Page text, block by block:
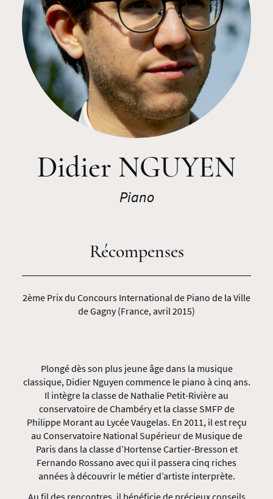
Didier NGUYEN
Piano
Récompenses
2ème Prix du Concours International de Piano de la Ville
de Gagny (France, avril 2015)
Plongé dès son plus jeune âge dans la musique
classique, Didier Nguyen commence le piano à cinq ans.
Il intègre la classe de Nathalie Petit-Rivière au
conservatoire de Chambéry et la classe SMFP de
Philippe Morant au Lycée Vaugelas. En 2011, il est reçu
au Conservatoire National Supérieur de Musique de
Paris dans la classe d’Hortense Cartier-Bresson et
Fernando Rossano avec qui il passera cinq riches
années à découvrir le métier d’artiste interprète.
Au fil des rencontres, il bénéficie de précieux conseils